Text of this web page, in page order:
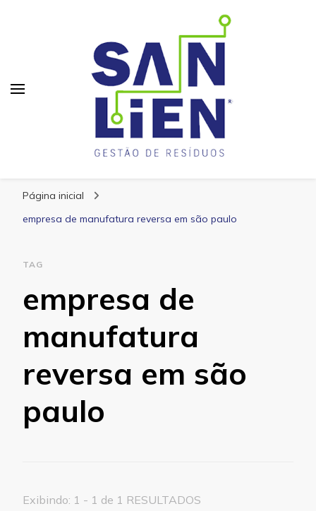
Página inicial
empresa de manufatura reversa em são paulo
TAG
empresa de
manufatura
reversa em são
paulo
Exibindo: 1 - 1 de 1 RESULTADOS